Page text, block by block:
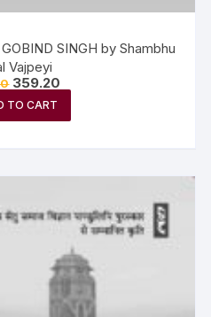
SINGH by Shambhu
Vajpeyi
359.20
TO CART